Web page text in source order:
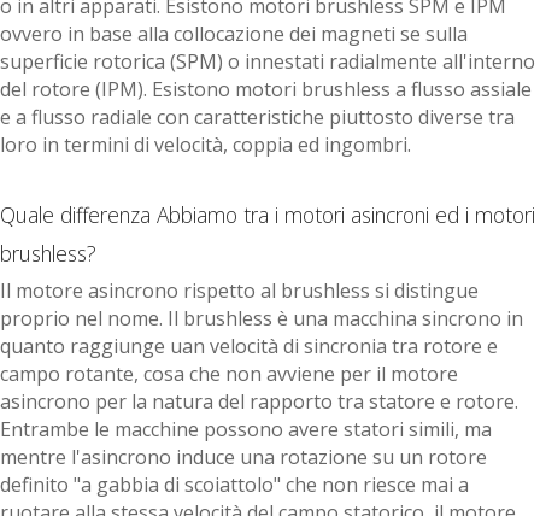
o in altri apparati. Esistono motori brushless SPM e IPM
ovvero in base alla collocazione dei magneti se sulla
superficie rotorica (SPM) o innestati radialmente all'interno
del rotore (IPM). Esistono motori brushless a flusso assiale
e a flusso radiale con caratteristiche piuttosto diverse tra
loro in termini di velocità, coppia ed ingombri.
Quale differenza Abbiamo tra i motori asincroni ed i motori
brushless?
Il motore asincrono rispetto al brushless si distingue
proprio nel nome. Il brushless è una macchina sincrono in
quanto raggiunge uan velocità di sincronia tra rotore e
campo rotante, cosa che non avviene per il motore
asincrono per la natura del rapporto tra statore e rotore.
Entrambe le macchine possono avere statori simili, ma
mentre l'asincrono induce una rotazione su un rotore
definito "a gabbia di scoiattolo" che non riesce mai a